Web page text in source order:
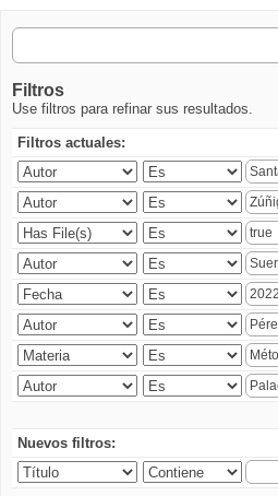
Filtros
Use filtros para refinar sus resultados.
Filtros actuales:
Nuevos filtros: